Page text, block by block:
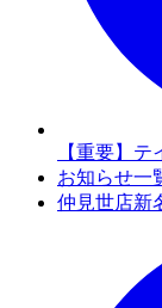
【重要】テ
お知らせ一
仲見世店新